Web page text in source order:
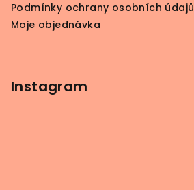
Podmínky ochrany osobních údajů
Moje objednávka
Instagram